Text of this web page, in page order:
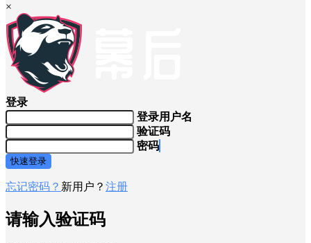
×
登录
登录用户名
验证码
密码
快速登录
忘记密码？ 新用户？ 注册
请输入验证码